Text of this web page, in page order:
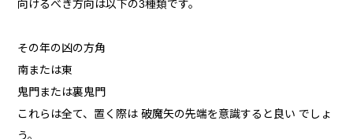
向けるべき方向は以下の3種類です。
その年の凶の方角
南または東
鬼門または裏鬼門
これらは全て、置く際は 破魔矢の先端を意識すると良い でしょ
う。